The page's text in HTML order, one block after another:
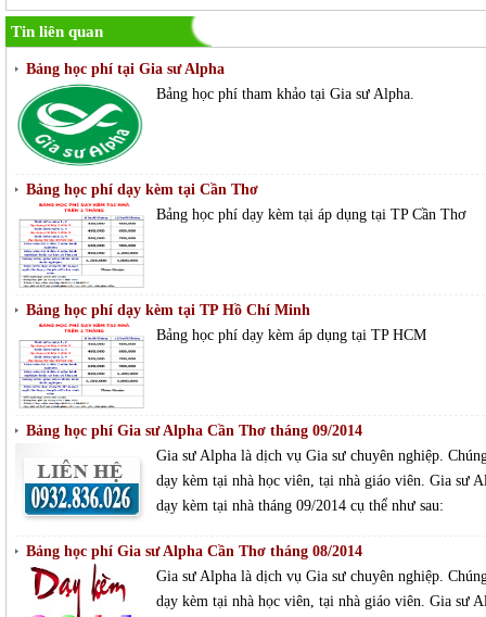
Tin liên quan
Bảng học phí tại Gia sư Alpha
Bảng học phí tham khảo tại Gia sư Alpha.
Bảng học phí dạy kèm tại Cần Thơ
Bảng học phí dạy kèm tại áp dụng tại TP Cần Thơ
Bảng học phí dạy kèm tại TP Hồ Chí Minh
Bảng học phí dạy kèm áp dụng tại TP HCM
Bảng học phí Gia sư Alpha Cần Thơ tháng 09/2014
Gia sư Alpha là dịch vụ Gia sư chuyên nghiệp.
dạy kèm tại nhà học viên, tại nhà giáo viên. Gia sư
dạy kèm tại nhà tháng 09/2014 cụ thể như sau:
Bảng học phí Gia sư Alpha Cần Thơ tháng 08/2014
Gia sư Alpha là dịch vụ Gia sư chuyên nghiệp.
dạy kèm tại nhà học viên, tại nhà giáo viên. Gia sư